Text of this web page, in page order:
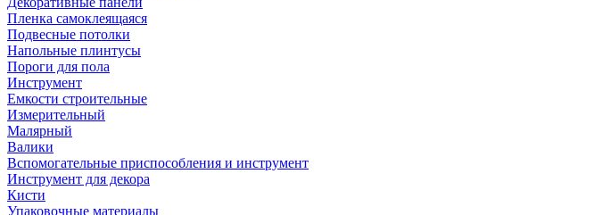
Пленка самоклеящаяся
Подвесные потолки
Напольные плинтусы
Пороги для пола
Инструмент
Емкости строительные
Измерительный
Малярный
Валики
Вспомогательные приспособления и инструмент
Инструмент для декора
Кисти
Упаковочные материалы